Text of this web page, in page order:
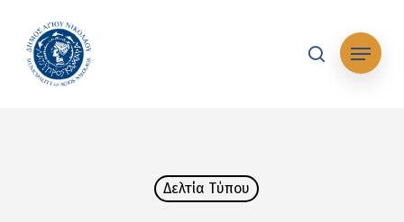
main
content
searchΜενού
Δελτία Tύπου